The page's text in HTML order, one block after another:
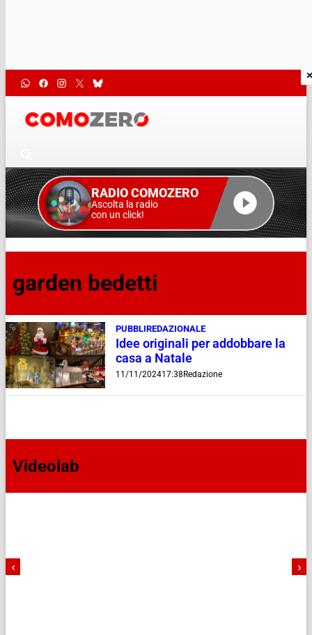
RADIO COMOZERO
Ascolta la radio
con un click!
garden bedetti
PUBBLIREDAZIONALE
Idee originali per addobbare la
casa a Natale
11/11/202417:38Redazione
Videolab
‹ ›